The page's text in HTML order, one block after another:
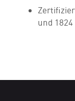
und 1824